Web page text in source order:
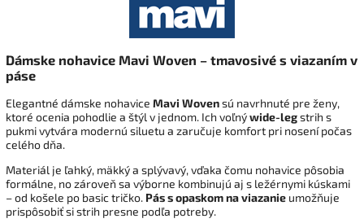
Dámske nohavice Mavi Woven – tmavosivé s viazaním v
páse
Elegantné dámske nohavice Mavi Wovensú navrhnuté pre ženy,
ktoré ocenia pohodlie a štýl v jednom. Ich voľnýwide-legstrih s
pukmi vytvára modernú siluetu a zaručuje komfort pri nosení počas
celého dňa.
Materiál je ľahký, mäkký a splývavý, vďaka čomu nohavice pôsobia
formálne, no zároveň sa výborne kombinujú aj s ležérnymi kúskami
– od košele po basic tričko. Pás s opaskom na viazanie umožňuje
prispôsobiť si strih presne podľa potreby.